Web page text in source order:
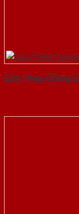
Cửa Thép Chống